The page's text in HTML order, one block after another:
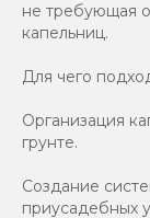
не требующая
капельниц.
Для чего
Организация
грунте.
Создание
приусадебных